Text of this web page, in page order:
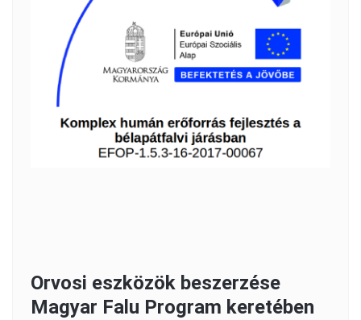
Orvosi eszközök beszerzése
Magyar Falu Program keretében